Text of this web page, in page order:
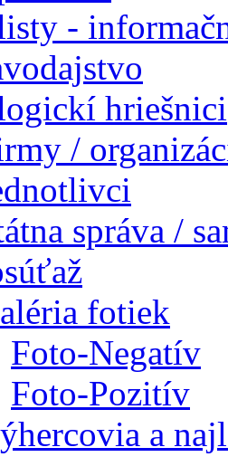
-
hriešnici
/
správa /
fotiek
Foto-Negatív
Foto-Pozitív
a